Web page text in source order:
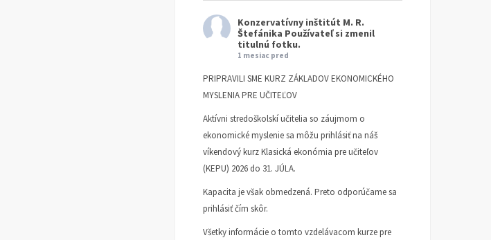
Konzervatívny inštitút M. R.
Štefánika Používateľ si zmenil
titulnú fotku.
1 mesiac pred
PRIPRAVILI SME KURZ ZÁKLADOV EKONOMICKÉHO
MYSLENIA PRE UČITEĽOV
Aktívni stredoškolskí učitelia so záujmom o
ekonomické myslenie sa môžu prihlásiť na náš
víkendový kurz Klasická ekonómia pre učiteľov
(KEPU) 2026 do 31. JÚLA.
Kapacita je však obmedzená. Preto odporúčame sa
prihlásiť čím skôr.
Všetky informácie o tomto vzdelávacom kurze pre